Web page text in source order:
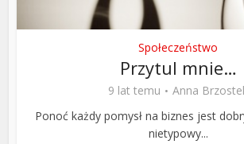
Społeczeństwo
Przytul mnie…
9 lat temu
Anna
Ponoć każdy pomysł na biznes jest
nietypowy...